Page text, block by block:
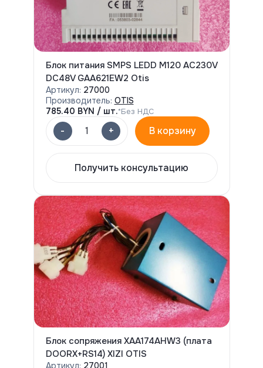
Блок питания SMPS LEDD M120 AC230V
DC48V GAA621EW2 Otis
Артикул: 27000
Производитель: OTIS
785.40 BYN / шт.*Без НДС
- 1 + В корзину
Получить консультацию
Блок сопряжения ХАА174АНW3 (плата
DOORX+RS14) XIZI OTIS
Артикул: 27001